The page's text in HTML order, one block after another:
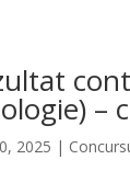
–
2025 |